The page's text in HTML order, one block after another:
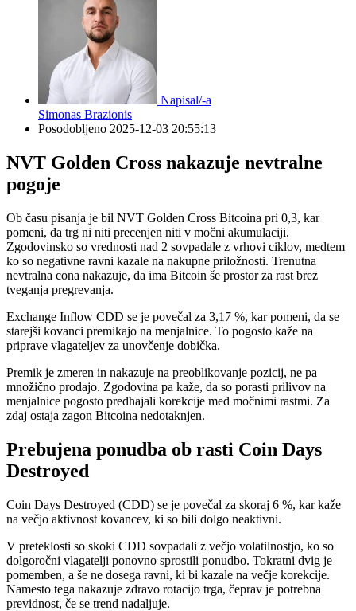
Napisal/-a
Simonas Brazionis
Posodobljeno 2025-12-03 20:55:13
NVT Golden Cross nakazuje nevtralne
pogoje
Ob času pisanja je bil NVT Golden Cross Bitcoina pri 0,3, kar
pomeni, da trg ni niti precenjen niti v močni akumulaciji.
Zgodovinsko so vrednosti nad 2 sovpadale z vrhovi ciklov, medtem
ko so negativne ravni kazale na nakupne priložnosti. Trenutna
nevtralna cona nakazuje, da ima Bitcoin še prostor za rast brez
tveganja pregrevanja.
Exchange Inflow CDD se je povečal za 3,17 %, kar pomeni, da se
starejši kovanci premikajo na menjalnice. To pogosto kaže na
priprave vlagateljev za unovčenje dobička.
Premik je zmeren in nakazuje na preoblikovanje pozicij, ne pa
množično prodajo. Zgodovina pa kaže, da so porasti prilivov na
menjalnice pogosto predhajali korekcije med močnimi rastmi. Za
zdaj ostaja zagon Bitcoina nedotaknjen.
Prebujena ponudba ob rasti Coin Days
Destroyed
Coin Days Destroyed (CDD) se je povečal za skoraj 6 %, kar kaže
na večjo aktivnost kovancev, ki so bili dolgo neaktivni.
V preteklosti so skoki CDD sovpadali z večjo volatilnostjo, ko so
dolgoročni vlagatelji ponovno sprostili ponudbo. Tokratni dvig je
pomemben, a še ne dosega ravni, ki bi kazale na večje korekcije.
Namesto tega nakazuje zdravo rotacijo trga, čeprav je potrebna
previdnost, če se trend nadaljuje.